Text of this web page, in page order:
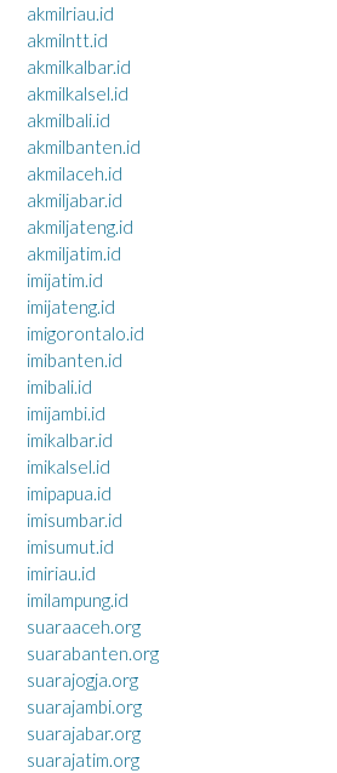
akmilriau.id
akmilntt.id
akmilkalbar.id
akmilkalsel.id
akmilbali.id
akmilbanten.id
akmilaceh.id
akmiljabar.id
akmiljateng.id
akmiljatim.id
imijatim.id
imijateng.id
imigorontalo.id
imibanten.id
imibali.id
imijambi.id
imikalbar.id
imikalsel.id
imipapua.id
imisumbar.id
imisumut.id
imiriau.id
imilampung.id
suaraaceh.org
suarabanten.org
suarajogja.org
suarajambi.org
suarajabar.org
suarajatim.org